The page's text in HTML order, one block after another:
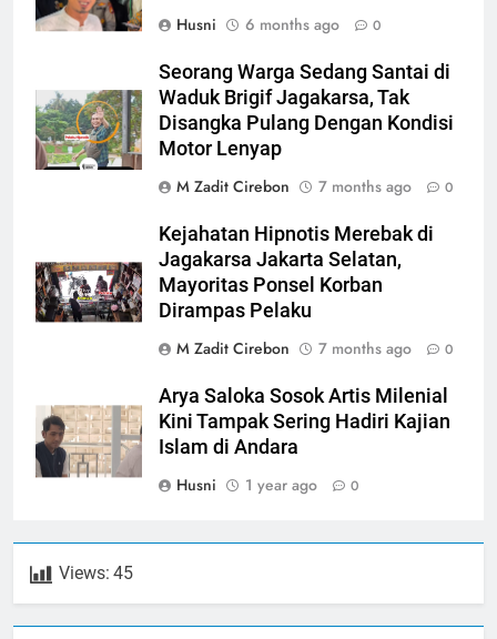
Husni
6 months ago 0
Seorang Warga Sedang Santai di
Waduk Brigif Jagakarsa, Tak
Disangka Pulang Dengan Kondisi
Motor Lenyap
M Zadit Cirebon
7 months ago 0
Kejahatan Hipnotis Merebak di
Jagakarsa Jakarta Selatan,
Mayoritas Ponsel Korban
Dirampas Pelaku
M Zadit Cirebon
7 months ago 0
Arya Saloka Sosok Artis Milenial
Kini Tampak Sering Hadiri Kajian
Islam di Andara
Husni
1 year ago 0
Views: 45